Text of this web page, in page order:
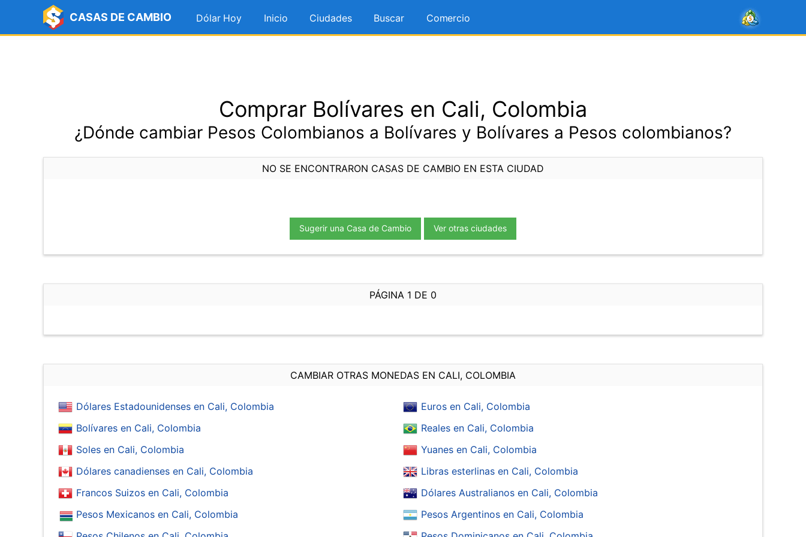
CASAS DE CAMBIO Dólar Hoy Inicio Ciudades Buscar Comercio
Comprar Bolívares en Cali, Colombia
¿Dónde cambiar Pesos Colombianos a Bolívares y Bolívares a Pesos colombianos?
NO SE ENCONTRARON CASAS DE CAMBIO EN ESTA CIUDAD
Sugerir una Casa de Cambio Ver otras ciudades
PÁGINA 1 DE 0
CAMBIAR OTRAS MONEDAS EN CALI, COLOMBIA
Dólares Estadounidenses en Cali, Colombia
Euros en Cali, Colombia
Bolívares en Cali, Colombia
Reales en Cali, Colombia
Soles en Cali, Colombia
Yuanes en Cali, Colombia
Dólares canadienses en Cali, Colombia
Libras esterlinas en Cali, Colombia
Francos Suizos en Cali, Colombia
Dólares Australianos en Cali, Colombia
Pesos Mexicanos en Cali, Colombia
Pesos Argentinos en Cali, Colombia